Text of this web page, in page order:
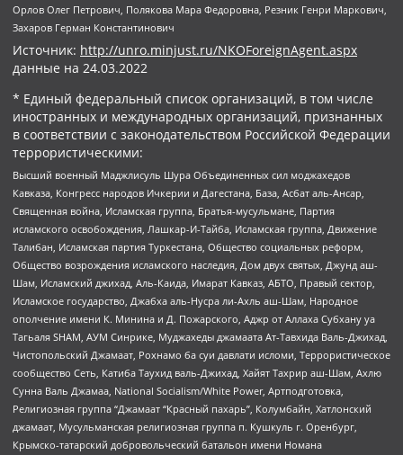
Орлов Олег Петрович, Полякова Мара Федоровна, Резник Генри Маркович,
Захаров Герман Константинович
Источник: http://unro.minjust.ru/NKOForeignAgent.aspx
данные на 24.03.2022
* Единый федеральный список организаций, в том числе
иностранных и международных организаций, признанных
в соответствии с законодательством Российской Федерации
террористическими:
Высший военный Маджлисуль Шура Объединенных сил моджахедов
Кавказа, Конгресс народов Ичкерии и Дагестана, База, Асбат аль-Ансар,
Священная война, Исламская группа, Братья-мусульмане, Партия
исламского освобождения, Лашкар-И-Тайба, Исламская группа, Движение
Талибан, Исламская партия Туркестана, Общество социальных реформ,
Общество возрождения исламского наследия, Дом двух святых, Джунд аш-
Шам, Исламский джихад, Аль-Каида, Имарат Кавказ, АБТО, Правый сектор,
Исламское государство, Джабха аль-Нусра ли-Ахль аш-Шам, Народное
ополчение имени К. Минина и Д. Пожарского, Аджр от Аллаха Субхану уа
Тагьаля SHAM, АУМ Синрике, Муджахеды джамаата Ат-Тавхида Валь-Джихад,
Чистопольский Джамаат, Рохнамо ба суи давлати исломи, Террористическое
сообщество Сеть, Катиба Таухид валь-Джихад, Хайят Тахрир аш-Шам, Ахлю
Сунна Валь Джамаа, National Socialism/White Power, Артподготовка,
Религиозная группа “Джамаат “Красный пахарь”, Колумбайн, Хатлонский
джамаат, Мусульманская религиозная группа п. Кушкуль г. Оренбург,
Крымско-татарский добровольческий батальон имени Номана